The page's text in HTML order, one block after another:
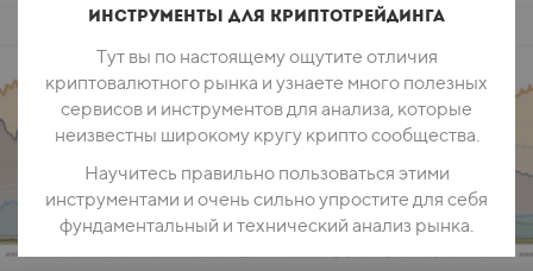
Инструменты для криптотрейдинга
Тут вы по настоящему ощутите отличия
криптовалютного рынка и узнаете много полезных
сервисов и инструментов для анализа, которые
неизвестны широкому кругу крипто сообщества.
Научитесь правильно пользоваться этими
инструментами и очень сильно упростите для себя
фундаментальный и технический анализ рынка.